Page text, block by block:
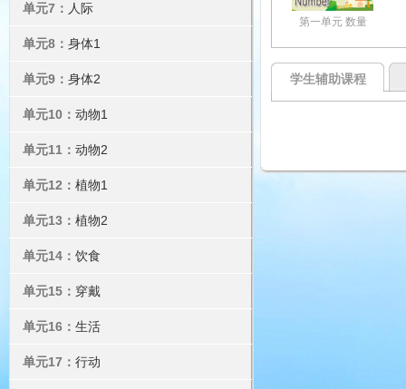
单元7： 人际
单元8： 身体1
单元9： 身体2
单元10： 动物1
单元11： 动物2
单元12： 植物1
单元13： 植物2
单元14： 饮食
单元15： 穿戴
单元16： 生活
单元17： 行动
第一单元 数量
学生辅助课程